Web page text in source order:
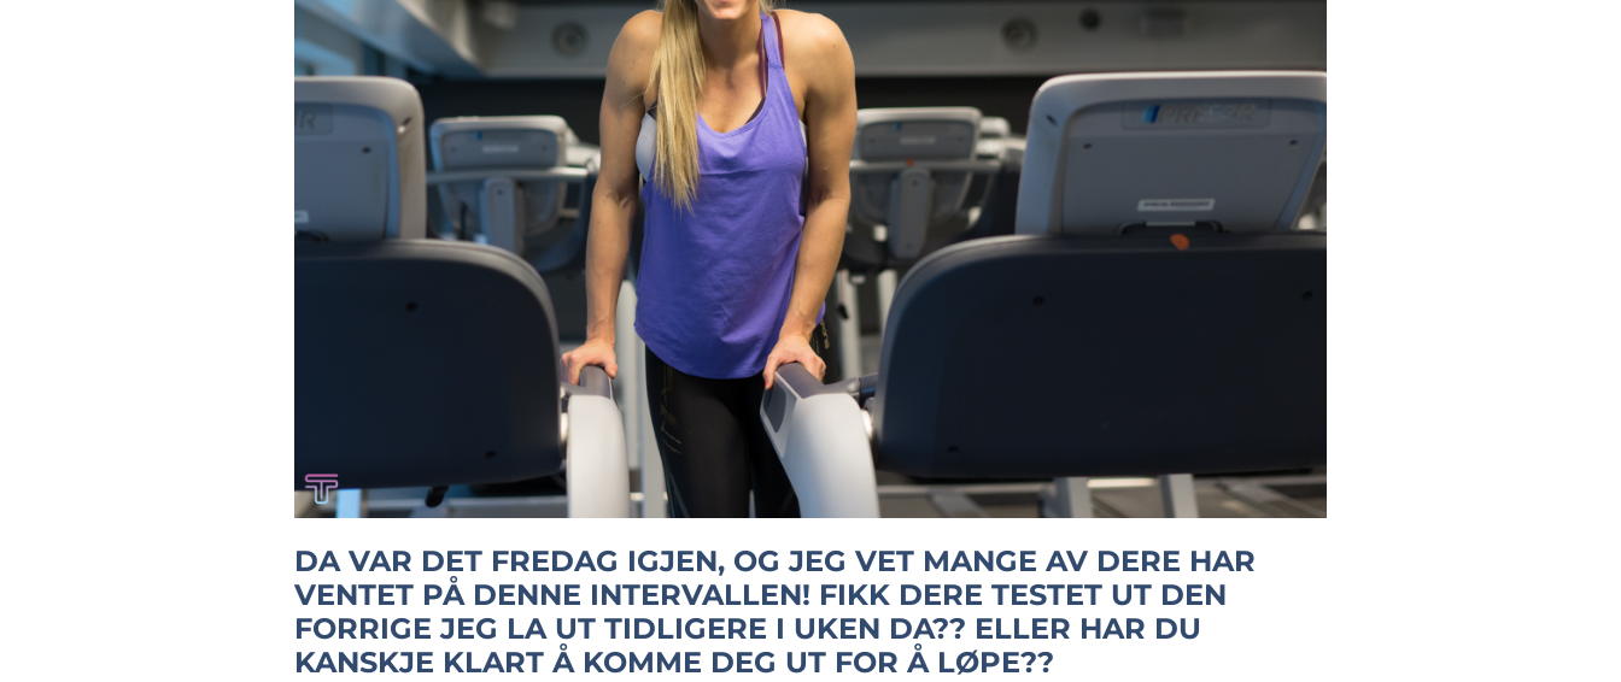
DA VAR DET FREDAG IGJEN, OG JEG VET MANGE AV DERE HAR
VENTET PÅ DENNE INTERVALLEN! FIKK DERE TESTET UT DEN
FORRIGE JEG LA UT TIDLIGERE I UKEN DA?? ELLER HAR DU
KANSKJE KLART Å KOMME DEG UT FOR Å LØPE??